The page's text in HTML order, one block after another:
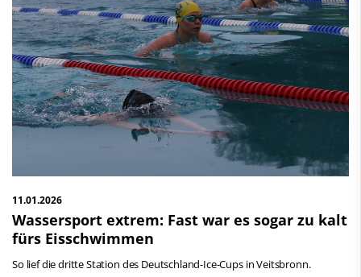
11.01.2026
Wassersport extrem: Fast war es sogar zu kalt
fürs Eisschwimmen
So lief die dritte Station des Deutschland-Ice-Cups in Veitsbronn.